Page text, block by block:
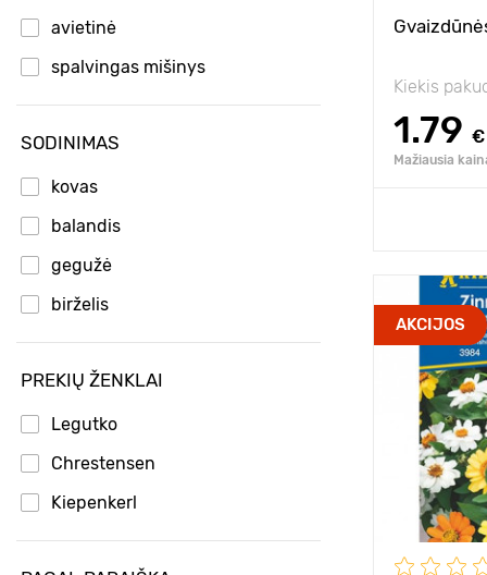
avietinė
spalvingas mišinys
SODINIMAS
kovas
balandis
gegužė
birželis
PREKIŲ ŽENKLAI
Legutko
Chrestensen
Kiepenkerl
Kiekis
1.79 €
Mažiausia
AKCIJOS
Aukštis
Tarpai
Pozicija
Privalumai